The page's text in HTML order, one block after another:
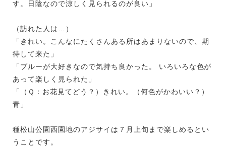
す。日陰なので涼しく見られるのが良い」
（訪れた人は…）
「きれい。こんなにたくさんある所はあまりないので、期
待して来た」
「ブルーが大好きなので気持ち良かった。 いろいろな色が
あって楽しく見られた」
「（Ｑ：お花見てどう？）きれい。（何色がかわいい？）
青」
種松山公園西園地のアジサイは７月上旬まで楽しめるとい
うことです。